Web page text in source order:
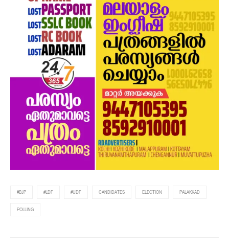
#BJP #LDF #UDF CANDIDATES ELECTION PALAKKAD
POLLING